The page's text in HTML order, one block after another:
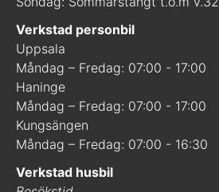
Verkstad personbil
Uppsala
Måndag – Fredag: 07:00 - 17:00
Haninge
Måndag – Fredag: 07:00 - 17:00
Kungsängen
Måndag – Fredag: 07:00 - 16:30
Verkstad husbil